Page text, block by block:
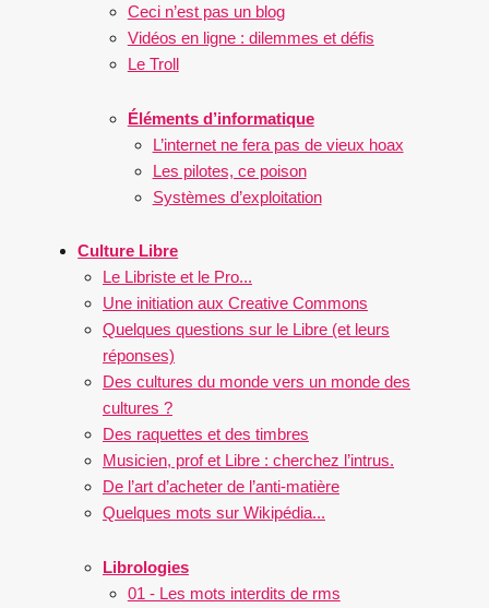
Ceci n’est pas un blog
Vidéos en ligne : dilemmes et défis
Le Troll
Éléments d’informatique
L’internet ne fera pas de vieux hoax
Les pilotes, ce poison
Systèmes d’exploitation
Culture Libre
Le Libriste et le Pro...
Une initiation aux Creative Commons
Quelques questions sur le Libre (et leurs
réponses)
Des cultures du monde vers un monde des
cultures ?
Des raquettes et des timbres
Musicien, prof et Libre : cherchez l’intrus.
De l’art d’acheter de l’anti-matière
Quelques mots sur Wikipédia...
Librologies
01 - Les mots interdits de rms